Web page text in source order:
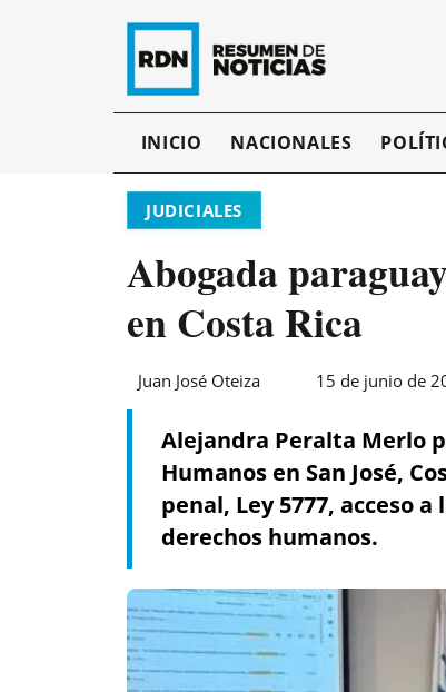
INICIO NACIONALES
JUDICIALES
Abogada
en Costa Rica
Juan José Oteiza 15 de junio de
Alejandra Peralta Merlo
Humanos en San José,
penal, Ley 5777, acceso
derechos humanos.